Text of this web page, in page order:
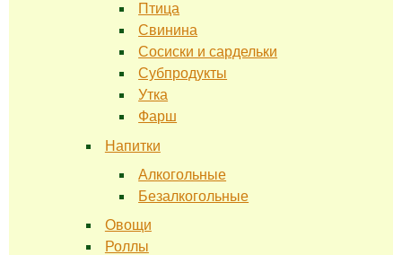
Птица
Свинина
Сосиски и сардельки
Субпродукты
Утка
Фарш
Напитки
Алкогольные
Безалкогольные
Овощи
Роллы